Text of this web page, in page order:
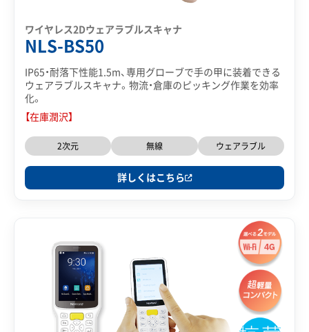
NLS-BS50
ワイヤレス2Dウェアラブルスキャナ
IP65・耐落下性能1.5m、専用グローブで手の甲に装着できる
ウェアラブルスキャナ。物流・倉庫のピッキング作業を効率
化。
【在庫潤沢】
2次元 無線 ウェアラブル
詳しくはこちら